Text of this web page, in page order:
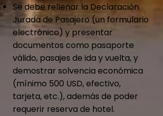
Se debe rellenar la Declaración
Jurada de Pasajero (un formulario
electrónico) y presentar
documentos como pasaporte
válido, pasajes de ida y vuelta, y
demostrar solvencia económica
(mínimo 500 USD, efectivo,
tarjeta, etc.), además de poder
requerir reserva de hotel.